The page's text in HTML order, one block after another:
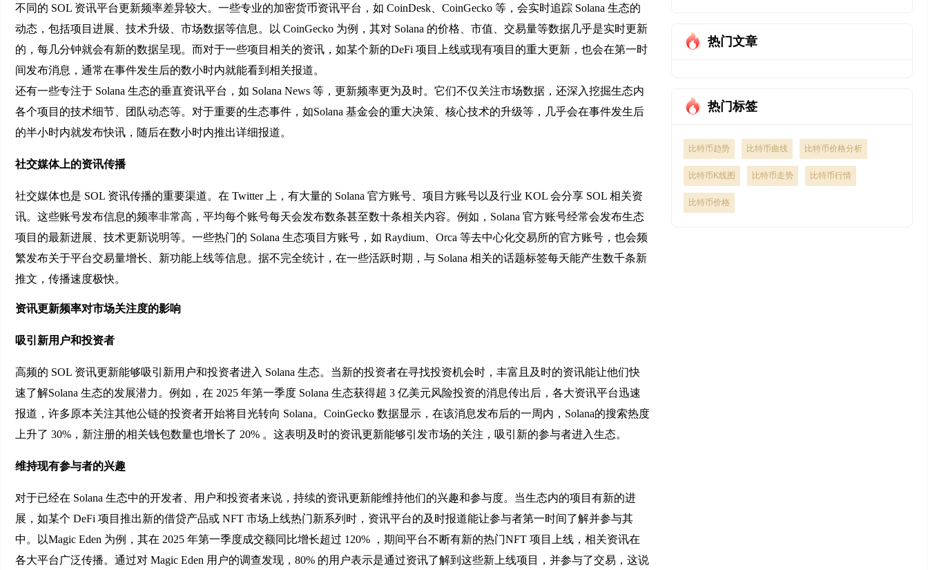
不同的 SOL 资讯平台更新频率差异较大。一些专业的加密货币资讯平台，如 CoinDesk、CoinGecko 等，会实时追踪 Solana 生态的
动态，包括项目进展、技术升级、市场数据等信息。以 CoinGecko 为例，其对 Solana 的价格、市值、交易量等数据几乎是实时更新
的，每几分钟就会有新的数据呈现。而对于一些项目相关的资讯，如某个新的DeFi 项目上线或现有项目的重大更新，也会在第一时
间发布消息，通常在事件发生后的数小时内就能看到相关报道。
还有一些专注于 Solana 生态的垂直资讯平台，如 Solana News 等，更新频率更为及时。它们不仅关注市场数据，还深入挖掘生态内
各个项目的技术细节、团队动态等。对于重要的生态事件，如Solana 基金会的重大决策、核心技术的升级等，几乎会在事件发生后
的半小时内就发布快讯，随后在数小时内推出详细报道。
社交媒体上的资讯传播
社交媒体也是 SOL 资讯传播的重要渠道。在 Twitter 上，有大量的 Solana 官方账号、项目方账号以及行业 KOL 会分享 SOL 相关资
讯。这些账号发布信息的频率非常高，平均每个账号每天会发布数条甚至数十条相关内容。例如，Solana 官方账号经常会发布生态
项目的最新进展、技术更新说明等。一些热门的 Solana 生态项目方账号，如 Raydium、Orca 等去中心化交易所的官方账号，也会频
繁发布关于平台交易量增长、新功能上线等信息。据不完全统计，在一些活跃时期，与 Solana 相关的话题标签每天能产生数千条新
推文，传播速度极快。
资讯更新频率对市场关注度的影响
吸引新用户和投资者
高频的 SOL 资讯更新能够吸引新用户和投资者进入 Solana 生态。当新的投资者在寻找投资机会时，丰富且及时的资讯能让他们快
速了解Solana 生态的发展潜力。例如，在 2025 年第一季度 Solana 生态获得超 3 亿美元风险投资的消息传出后，各大资讯平台迅速
报道，许多原本关注其他公链的投资者开始将目光转向 Solana。CoinGecko 数据显示，在该消息发布后的一周内，Solana的搜索热度
上升了 30%，新注册的相关钱包数量也增长了 20% 。这表明及时的资讯更新能够引发市场的关注，吸引新的参与者进入生态。
维持现有参与者的兴趣
对于已经在 Solana 生态中的开发者、用户和投资者来说，持续的资讯更新能维持他们的兴趣和参与度。当生态内的项目有新的进
展，如某个 DeFi 项目推出新的借贷产品或 NFT 市场上线热门新系列时，资讯平台的及时报道能让参与者第一时间了解并参与其
中。以Magic Eden 为例，其在 2025 年第一季度成交额同比增长超过 120% ，期间平台不断有新的热门NFT 项目上线，相关资讯在
各大平台广泛传播。通过对 Magic Eden 用户的调查发现，80% 的用户表示是通过资讯了解到这些新上线项目，并参与了交易，这说
热门文章
热门标签
比特币趋势 比特币曲线 比特币价格分析
比特币K线图 比特币走势 比特币行情
比特币价格